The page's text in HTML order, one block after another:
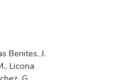
Benites, J.
Licona